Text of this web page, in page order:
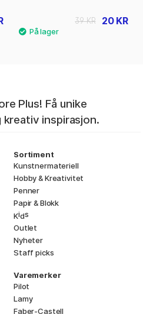
20 KR
39 KR
Plus! Få unike
inspirasjon.
Sortiment
Kunstnermateriell
Hobby & Kreativitet
Penner
Papir & Blokk
Kids
Outlet
Nyheter
Staff picks
Varemerker
Pilot
Lamy
Faber-Castell